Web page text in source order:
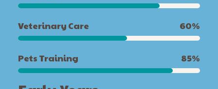
Veterinary Care 60%
Pets Training 85%